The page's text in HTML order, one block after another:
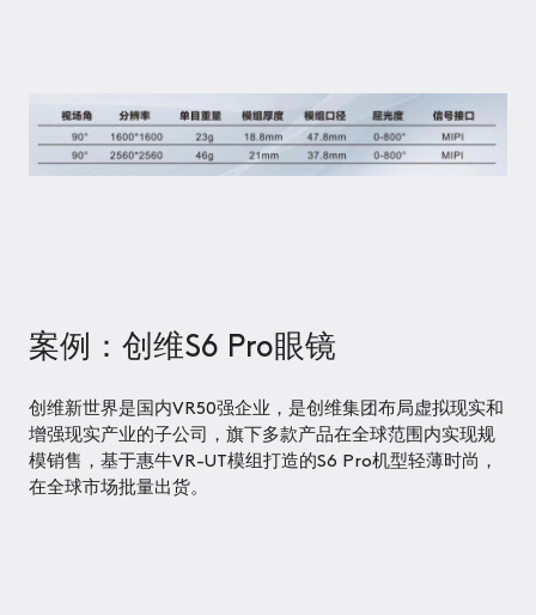
案例：创维S6 Pro眼镜
创维新世界是国内VR50强企业，是创维集团布局虚拟现实和
增强现实产业的子公司，旗下多款产品在全球范围内实现规
模销售，基于惠牛VR-UT模组打造的S6 Pro机型轻薄时尚，
在全球市场批量出货。